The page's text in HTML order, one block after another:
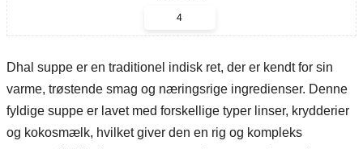
Dhal suppe er en traditionel indisk ret, der er kendt for sin
varme, trøstende smag og næringsrige ingredienser. Denne
fyldige suppe er lavet med forskellige typer linser, krydderier
og kokosmælk, hvilket giver den en rig og kompleks